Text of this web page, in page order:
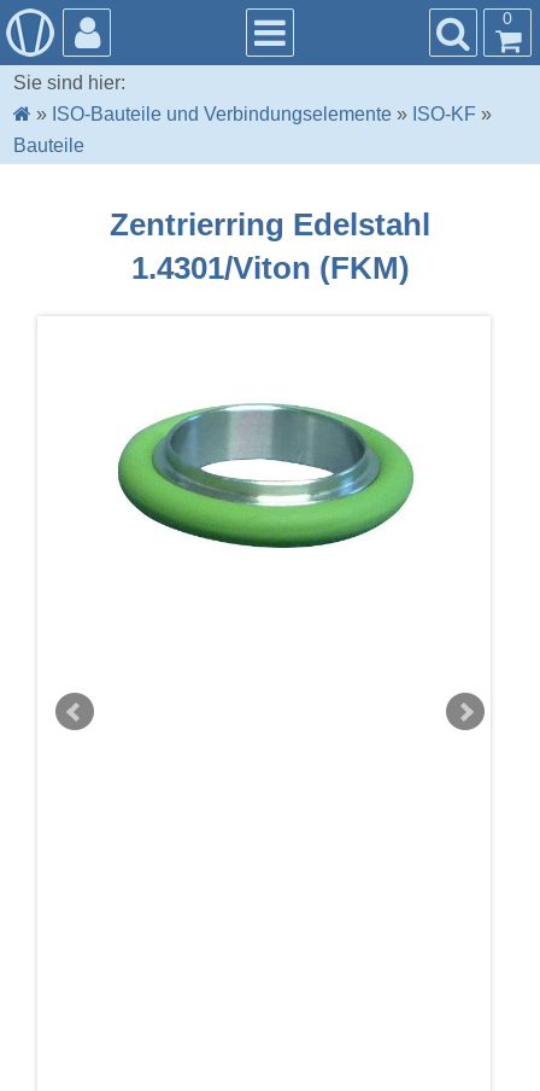
0
Sie sind hier:
» ISO-Bauteile und Verbindungselemente » ISO-KF »
Bauteile
Zentrierring Edelstahl
1.4301/Viton (FKM)